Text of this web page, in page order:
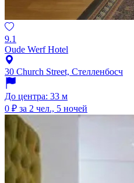
9.1
Oude Werf Hotel
30 Church Street, Стелленбосч
До центра: 33 м
0 ₽ за 2 чел., 5 ночей